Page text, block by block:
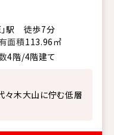
」駅 徒歩7分
面積113.96㎡
4階/4階建て
々木大山に佇む低層